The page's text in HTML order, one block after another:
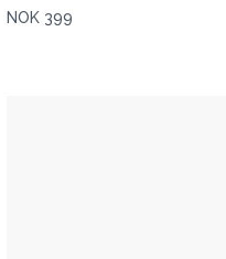
NOK 399